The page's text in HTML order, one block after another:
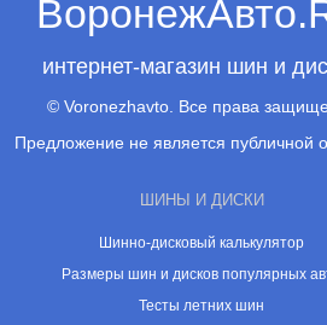
интернет-магазин шин и
© Voronezhavto. Все права
Предложение не является публичной
ШИНЫ И ДИСКИ
Шинно-дисковый калькулятор
Размеры шин и дисков популярных
Тесты летних шин